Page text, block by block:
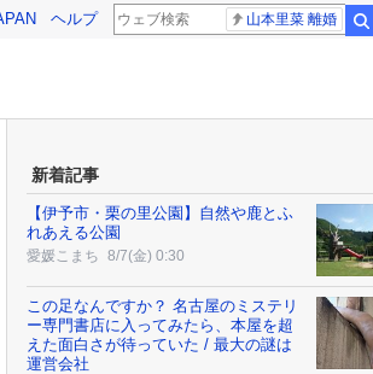
ヘルプ 山本里菜 離婚
新着記事
【伊予市・栗の里公園】自然や鹿とふ
れあえる公園
愛媛こまち 8/7(金) 0:30
この足なんですか？ 名古屋のミステリ
ー専門書店に入ってみたら、本屋を超
えた面白さが待っていた / 最大の謎は
運営会社